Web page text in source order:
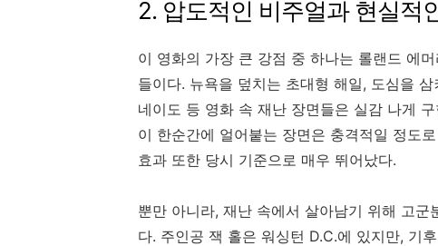
2. 압도적인 비주얼과 현실적
이 영화의 가장 큰 강점 중 하나는 롤랜드 에
들이다. 뉴욕을 덮치는 초대형 해일, 도심을
네이도 등 영화 속 재난 장면들은 실감 나게
이 한순간에 얼어붙는 장면은 충격적일 정도
효과 또한 당시 기준으로 매우 뛰어났다.
뿐만 아니라, 재난 속에서 살아남기 위해 고
다. 주인공 잭 홀은 워싱턴 D.C.에 있지만, 기